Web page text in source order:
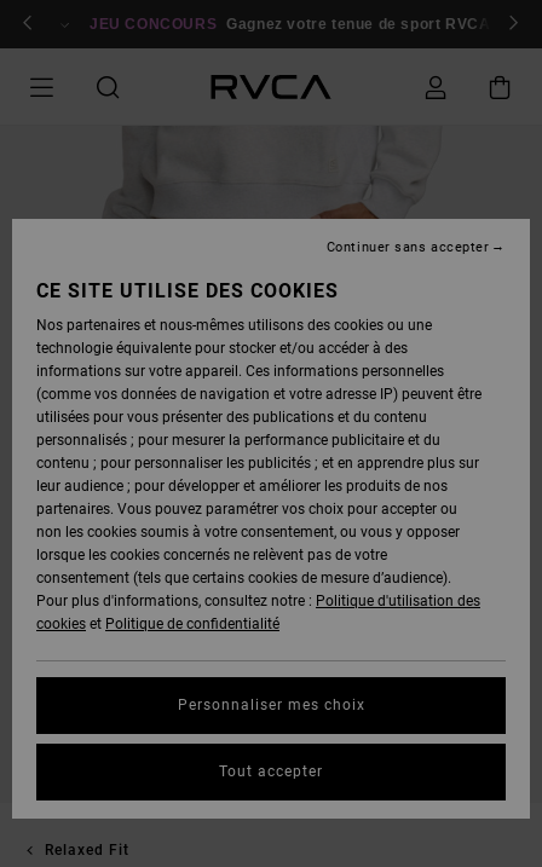
Se connecter / s'inscrire
JEU CONCOURS Gagnez votre tenue de sport RVCA
Relaxed Fit
CE SITE UTILISE DES COOKIES
Nos partenaires et nous-mêmes utilisons des cookies ou une
technologie équivalente pour stocker et/ou accéder à des
informations sur votre appareil. Ces informations personnelles
(comme vos données de navigation et votre adresse IP) peuvent être
utilisées pour vous présenter des publications et du contenu
personnalisés ; pour mesurer la performance publicitaire et du
contenu ; pour personnaliser les publicités ; et en apprendre plus sur
leur audience ; pour développer et améliorer les produits de nos
partenaires. Vous pouvez paramétrer vos choix pour accepter ou
non les cookies soumis à votre consentement, ou vous y opposer
lorsque les cookies concernés ne relèvent pas de votre
consentement (tels que certains cookies de mesure d’audience).
Pour plus d'informations, consultez notre : Politique d'utilisation des
cookies et Politique de confidentialité
Personnaliser mes choix
Continuer sans accepter
Tout accepter